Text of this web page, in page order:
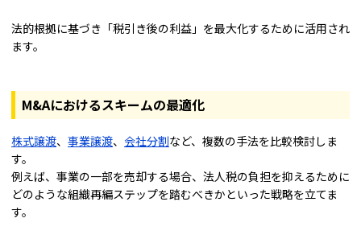
法的根拠に基づき「税引き後の利益」を最大化するために活用され
ます。
M&Aにおけるスキームの最適化
株式譲渡、 事業譲渡、 会社分割など、複数の手法を比較検討しま
す。
例えば、事業の一部を売却する場合、法人税の負担を抑えるために
どのような組織再編ステップを踏むべきかといった戦略を立てま
す。